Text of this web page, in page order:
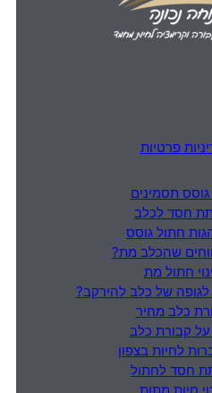
פרטיות
תסמינים
חסד לכלב
חתול גוסס
שהכלב מת?
חתול מת
לגופה של כלב להירקב?
כלב מחיר
קבורת כלב
לחיות בצפון
חסד לחתול